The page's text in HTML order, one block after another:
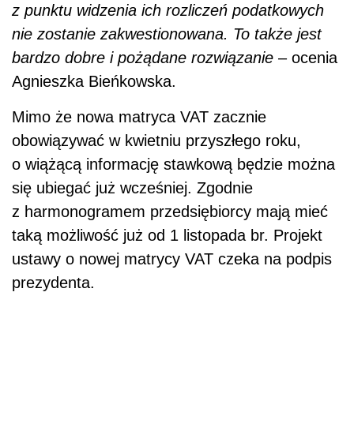
z punktu widzenia ich rozliczeń podatkowych
nie zostanie zakwestionowana. To także jest
bardzo dobre i pożądane rozwiązanie – ocenia
Agnieszka Bieńkowska.
Mimo że nowa matryca VAT zacznie
obowiązywać w kwietniu przyszłego roku,
o wiążącą informację stawkową będzie można
się ubiegać już wcześniej. Zgodnie
z harmonogramem przedsiębiorcy mają mieć
taką możliwość już od 1 listopada br. Projekt
ustawy o nowej matrycy VAT czeka na podpis
prezydenta.